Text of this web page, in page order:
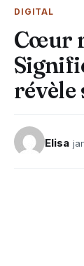
DIGITAL
Cœur
Elisa